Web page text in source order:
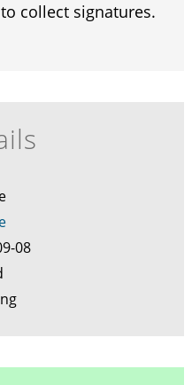
collect signatures.
08